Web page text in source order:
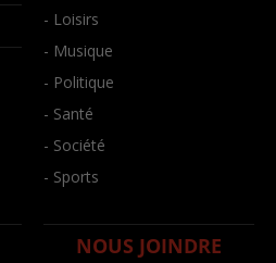
- Loisirs
- Musique
- Politique
- Santé
- Société
- Sports
NOUS JOINDRE